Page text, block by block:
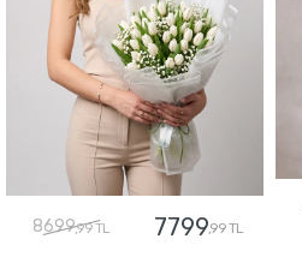
8699,99 TL 7799,99 TL